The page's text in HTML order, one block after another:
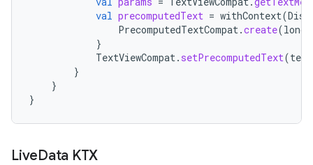
val precomputedText = withContext(
PrecomputedTextCompat.create(
}
TextViewCompat. setPrecomputedText(
}
}
}
LiveData KTX